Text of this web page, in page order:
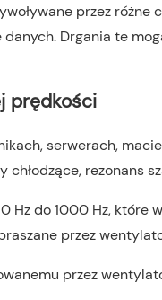
przez różne
Drgania te
prędkości
serwerach,
rezonans
do 1000 Hz, które
przez
przez